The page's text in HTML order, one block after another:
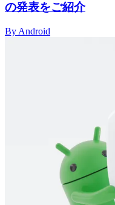
の発表をご紹介
By Android